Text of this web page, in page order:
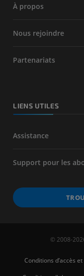
À propos
Nous rejoindre
Partenariats
LIENS UTILES
Assistance
Support pour les
© 2008-
Conditions d’accès